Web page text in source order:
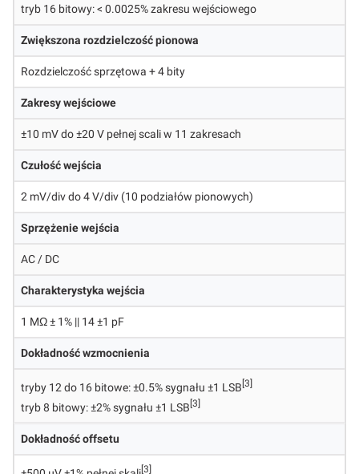
tryb 16 bitowy: < 0.0025% zakresu wejściowego
Zwiększona rozdzielczość pionowa
Rozdzielczość sprzętowa + 4 bity
Zakresy wejściowe
±10 mV do ±20 V pełnej scali w 11 zakresach
Czułość wejścia
2 mV/div do 4 V/div (10 podziałów pionowych)
Sprzężenie wejścia
AC / DC
Charakterystyka wejścia
1 MΩ ± 1% || 14 ±1 pF
Dokładność wzmocnienia
tryby 12 do 16 bitowe: ±0.5% sygnału ±1 LSB[3]
tryb 8 bitowy: ±2% sygnału ±1 LSB[3]
Dokładność offsetu
[3]